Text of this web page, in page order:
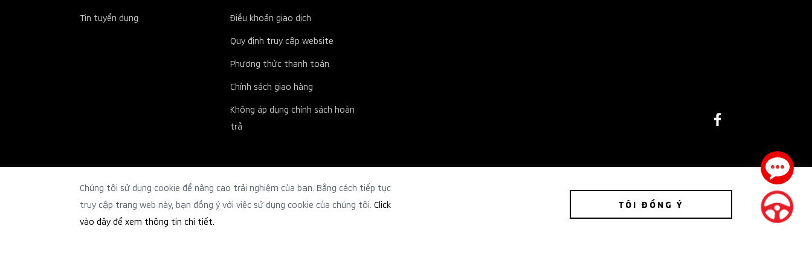
Tin tuyển dụng
Điều khoản giao dịch
Quy định truy cập website
Phương thức thanh toán
Chính sách giao hàng
Không áp dụng chính sách hoàn
trả
Chúng tôi sử dụng cookie để nâng cao trải nghiệm của bạn. Bằng cách tiếp tục
truy cập trang web này, bạn đồng ý với việc sử dụng cookie của chúng tôi. Click
vào đây để xem thông tin chi tiết.
TÔI ĐỒNG Ý